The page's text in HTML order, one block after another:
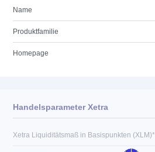
Name
Produktfamilie
Homepage
Handelsparameter Xetra
Xetra Liquiditätsmaß in Basispunkten (XLM)*